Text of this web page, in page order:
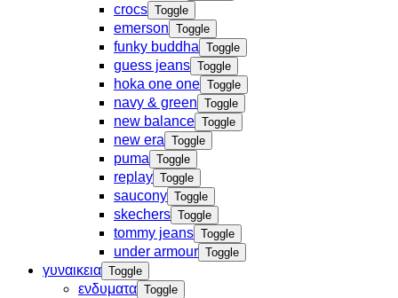
crocs Toggle
emerson Toggle
funky buddha Toggle
guess jeans Toggle
hoka one one Toggle
navy & green Toggle
new balance Toggle
new era Toggle
puma Toggle
replay Toggle
saucony Toggle
skechers Toggle
tommy jeans Toggle
under armour Toggle
γυναικεια Toggle
ενδυματα Toggle